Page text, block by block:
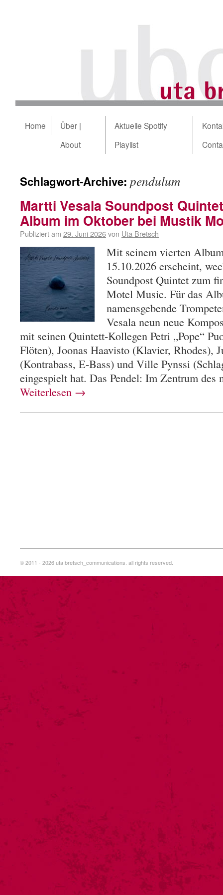
Home
Über |
About
Aktuelle Spotify
Playlist
Schlagwort-Archive: pendulum
Martti Vesala Soundpost
Album im Oktober bei Mustik
Publiziert am 29. Juni 2026von Uta Bretsch
Mit seinem vierten
15.10.2026 erscheint,
Soundpost Quintet zum
Motel Music. Für das
namensgebende
Vesala neun neue
mit seinen Quintett-Kollegen Petri „Pope“
Flöten), Joonas Haavisto (Klavier, Rhodes),
(Kontrabass, E-Bass) und Ville Pynssi
eingespielt hat. Das Pendel: Im Zentrum
Weiterlesen →
© 2011 - 2026 uta bretsch_communications. all rights reserved.